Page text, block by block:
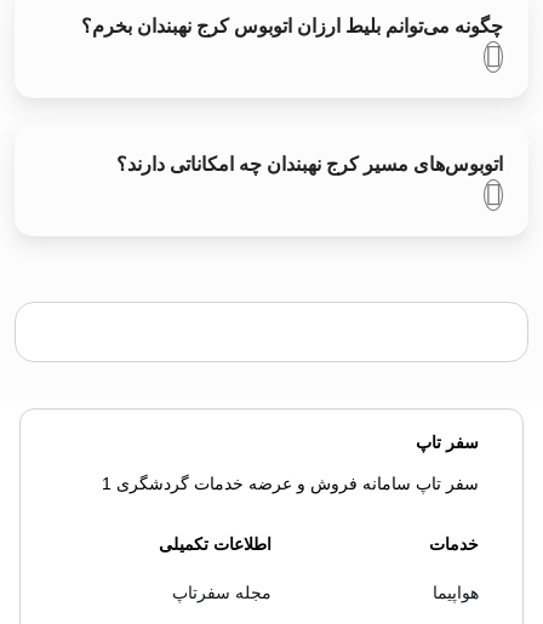
چگونه می‌توانم بلیط ارزان اتوبوس کرج نهبندان بخرم؟
اتوبوس‌های مسیر کرج نهبندان چه امکاناتی دارند؟
سفر تاپ
سفر تاپ سامانه فروش و عرضه خدمات گردشگری 1
خدمات
هواپیما
اطلاعات تکمیلی
مجله سفرتاپ